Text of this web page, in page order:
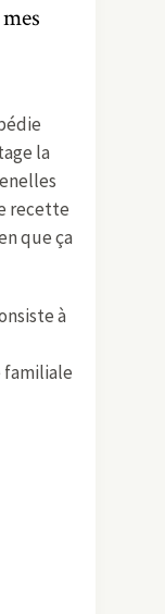
la
recette
que ça
à